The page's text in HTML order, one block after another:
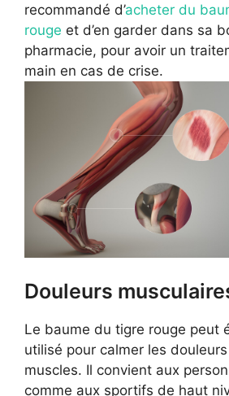
recommandé d’acheter du
rouge et d’en garder dans sa
pharmacie, pour avoir un
main en cas de crise.
Douleurs
Le baume du tigre rouge peut
utilisé pour calmer les
muscles. Il convient aux
comme aux sportifs de haut